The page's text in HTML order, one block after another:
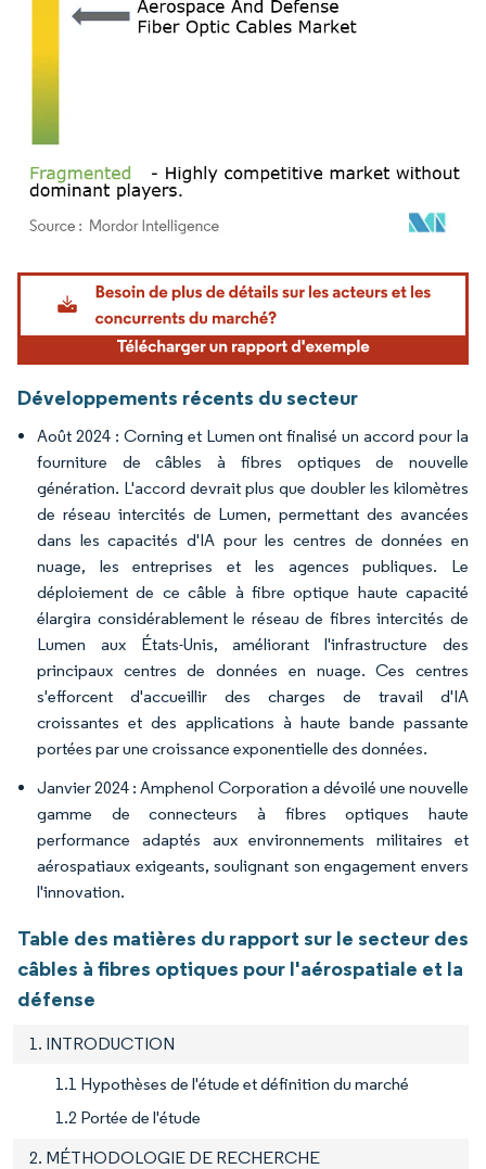
Image © Mordor Intelligence. La réutilisation nécessite une attribution sous CC BY
Développements récents du secteur
Août 2024 : Corning et Lumen ont finalisé un accord pour la
fourniture de câbles à fibres optiques de nouvelle
génération. L'accord devrait plus que doubler les kilomètres
de réseau intercités de Lumen, permettant des avancées
dans les capacités d'IA pour les centres de données en
nuage, les entreprises et les agences publiques. Le
déploiement de ce câble à fibre optique haute capacité
élargira considérablement le réseau de fibres intercités de
Lumen aux États-Unis, améliorant l'infrastructure des
principaux centres de données en nuage. Ces centres
s'efforcent d'accueillir des charges de travail d'IA
croissantes et des applications à haute bande passante
portées par une croissance exponentielle des données.
Janvier 2024 : Amphenol Corporation a dévoilé une nouvelle
gamme de connecteurs à fibres optiques haute
performance adaptés aux environnements militaires et
aérospatiaux exigeants, soulignant son engagement envers
l'innovation.
Table des matières du rapport sur le secteur des
câbles à fibres optiques pour l'aérospatiale et la
défense
1. INTRODUCTION
1.1 Hypothèses de l'étude et définition du marché
1.2 Portée de l'étude
2. MÉTHODOLOGIE DE RECHERCHE